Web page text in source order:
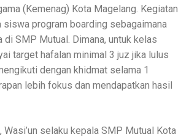
(Kemenag) Kota Magelang. Kegiatan
siswa program boarding sebagaimana
di SMP Mutual. Dimana, untuk kelas
target hafalan minimal 3 juz jika lulus
dengan khidmat selama 1
lebih fokus dan mendapatkan hasil
Wasi’un selaku kepala SMP Mutual Kota